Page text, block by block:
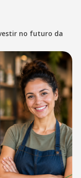
no futuro da